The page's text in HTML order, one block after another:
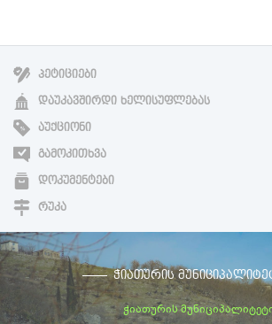
ᲞᲔᲢᲘᲪᲘᲔᲑᲘ
ᲓᲐᲣᲙᲐᲕᲨᲘᲠᲓᲘ ᲮᲔᲚᲘᲡᲣᲤᲚᲔᲑᲐᲡ
ᲐᲣᲥᲪᲘᲝᲜᲘ
ᲒᲐᲛᲝᲙᲘᲗᲮᲕᲐ
ᲓᲝᲙᲣᲛᲔᲜᲢᲔᲑᲘ
ᲠᲣᲙᲐ
ᲭᲘᲐᲗᲣᲠᲘᲡ
ჭიათურის